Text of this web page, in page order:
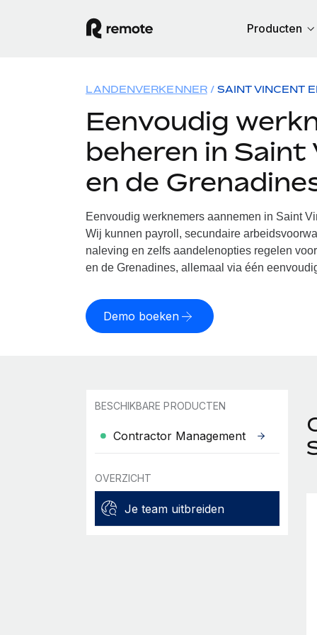
Producten
LANDENVERKENNER SAINT VINCENT
Eenvoudig
beheren in Saint
en de
Eenvoudig werknemers aannemen in Saint
Wij kunnen payroll, secundaire
naleving en zelfs aandelenopties regelen
en de Grenadines, allemaal via één
Demo boeken
BESCHIKBARE PRODUCTEN
Contractor Management
OVERZICHT
Je team uitbreiden